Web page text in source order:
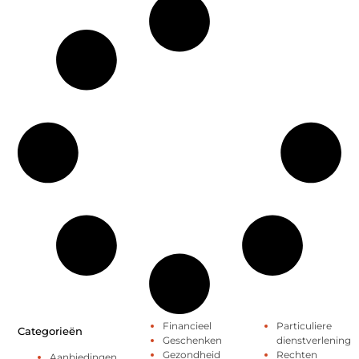
Categorieën
Financieel
Geschenken
Gezondheid
Particuliere
dienstverlening
Rechten